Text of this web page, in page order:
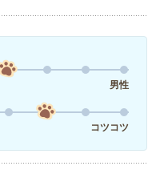
男性
コツコツ